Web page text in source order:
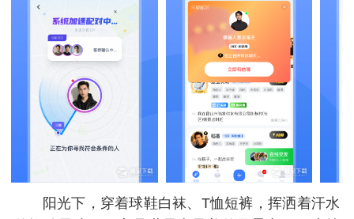
阳光下，穿着球鞋白袜、T恤短裤，挥洒着汗水